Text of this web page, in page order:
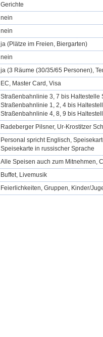
Gerichte
nein
nein
ja (Plätze im Freien, Biergarten)
nein
ja (3 Räume (30/35/65 Personen),
EC, Master Card, Visa
Straßenbahnlinie 3, 7 bis Haltestelle
Straßenbahnlinie 1, 2, 4 bis
Straßenbahnlinie 4, 8, 9 bis
Radeberger Pilsner, Ur-Krostitzer
Personal spricht Englisch,
Speisekarte in russischer Sprache
Alle Speisen auch zum Mitnehmen,
Buffet, Livemusik
Feierlichkeiten, Gruppen, Kinder/